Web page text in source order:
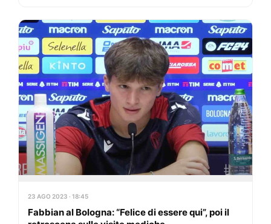
23 AGO 2023 · 18:45
Fabbian al Bologna: “Felice di essere qui”, poi il